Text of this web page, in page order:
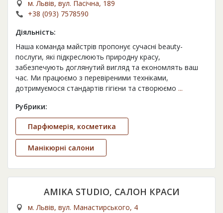
м. Львів, вул. Пасічна, 189
+38 (093) 7578590
Діяльність:
Наша команда майстрів пропонує сучасні beauty-
послуги, які підкреслюють природну красу,
забезпечують доглянутий вигляд та економлять ваш
час. Ми працюємо з перевіреними техніками,
дотримуємося стандартів гігієни та створюємо ...
Рубрики:
Парфюмерія, косметика
Манікюрні салони
AMIKA STUDIO, САЛОН КРАСИ
м. Львів, вул. Манастирського, 4